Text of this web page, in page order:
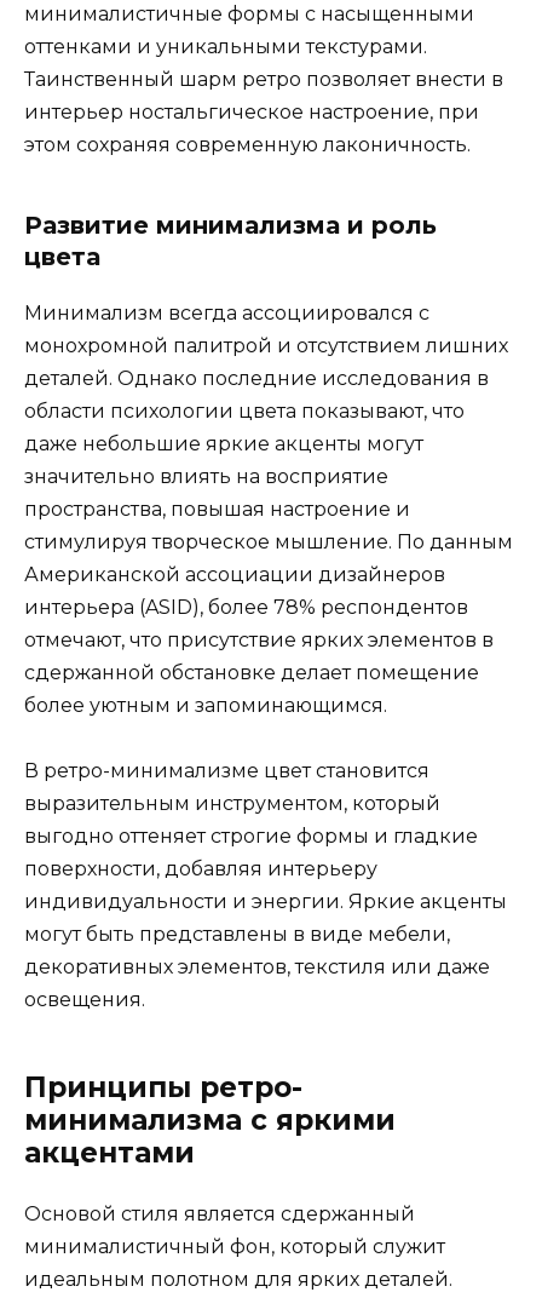
минималистичные формы с насыщенными
оттенками и уникальными текстурами.
Таинственный шарм ретро позволяет внести в
интерьер ностальгическое настроение, при
этом сохраняя современную лаконичность.
Развитие минимализма и роль
цвета
Минимализм всегда ассоциировался с
монохромной палитрой и отсутствием лишних
деталей. Однако последние исследования в
области психологии цвета показывают, что
даже небольшие яркие акценты могут
значительно влиять на восприятие
пространства, повышая настроение и
стимулируя творческое мышление. По данным
Американской ассоциации дизайнеров
интерьера (ASID), более 78% респондентов
отмечают, что присутствие ярких элементов в
сдержанной обстановке делает помещение
более уютным и запоминающимся.
В ретро-минимализме цвет становится
выразительным инструментом, который
выгодно оттеняет строгие формы и гладкие
поверхности, добавляя интерьеру
индивидуальности и энергии. Яркие акценты
могут быть представлены в виде мебели,
декоративных элементов, текстиля или даже
освещения.
Принципы ретро-
минимализма с яркими
акцентами
Основой стиля является сдержанный
минималистичный фон, который служит
идеальным полотном для ярких деталей.